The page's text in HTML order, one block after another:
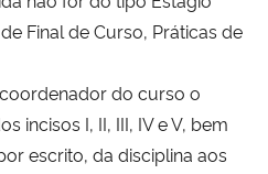
Final de Curso, Práticas de
do curso o
incisos I, II, III, IV e V, bem
escrito, da disciplina aos